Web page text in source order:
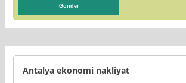
Antalya ekonomi nakliyat